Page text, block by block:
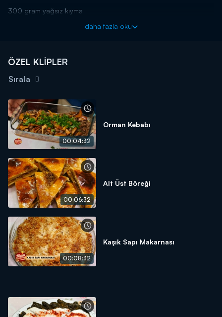
300 gram yağsız kıyma
1 tatlı kaşığı karabiber
4 su bardağı su
2 yemek kaşığı tuz
İçi:
Yarım kg parça kuzu eti
300 gram ilikli kemik
500 gram ıslatılmış nohut
6 su bardağı su
Sosu İçin:
750 gram süzme yoğurt
1 adet yumurta
5,5 tatlı kaşığı nane
daha fazla oku
ÖZEL KLİPLER
Sırala
00:04:32
Orman Kebabı
00:06:32
Alt Üst Böreği
00:08:32
Kaşık Sapı Makarnası